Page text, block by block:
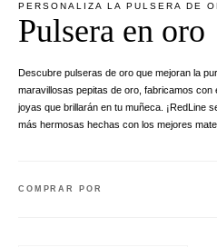
PERSONALIZA LA PULSERA DE
Pulsera en oro
Descubre pulseras de oro que mejoran la
maravillosas pepitas de oro, fabricamos con
joyas que brillarán en tu muñeca. ¡RedLine
más hermosas hechas con los mejores
COMPRAR POR